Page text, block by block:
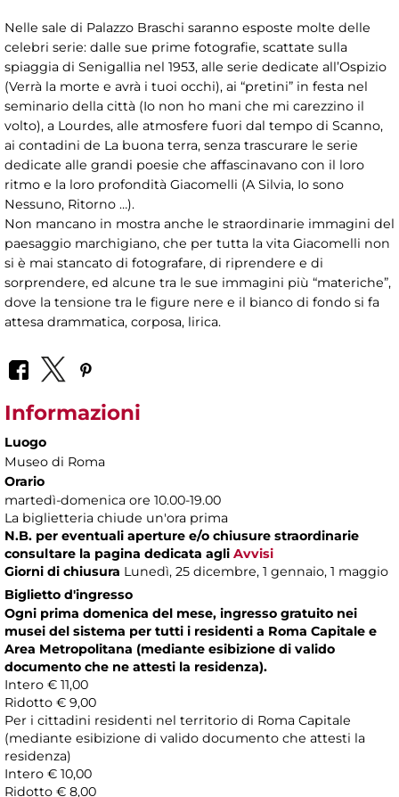
Nelle sale di Palazzo Braschi saranno esposte molte delle
celebri serie: dalle sue prime fotografie, scattate sulla
spiaggia di Senigallia nel 1953, alle serie dedicate all’Ospizio
(Verrà la morte e avrà i tuoi occhi), ai “pretini” in festa nel
seminario della città (Io non ho mani che mi carezzino il
volto), a Lourdes, alle atmosfere fuori dal tempo di Scanno,
ai contadini de La buona terra, senza trascurare le serie
dedicate alle grandi poesie che affascinavano con il loro
ritmo e la loro profondità Giacomelli (A Silvia, Io sono
Nessuno, Ritorno …).
Non mancano in mostra anche le straordinarie immagini del
paesaggio marchigiano, che per tutta la vita Giacomelli non
si è mai stancato di fotografare, di riprendere e di
sorprendere, ed alcune tra le sue immagini più “materiche”,
dove la tensione tra le figure nere e il bianco di fondo si fa
attesa drammatica, corposa, lirica.
Informazioni
Luogo
Museo di Roma
Orario
martedì-domenica ore 10.00-19.00
La biglietteria chiude un'ora prima
N.B. per eventuali aperture e/o chiusure straordinarie
consultare la pagina dedicata agli Avvisi
Giorni di chiusura Lunedì, 25 dicembre, 1 gennaio, 1 maggio
Biglietto d'ingresso
Ogni prima domenica del mese, ingresso gratuito nei
musei del sistema per tutti i residenti a Roma Capitale e
Area Metropolitana (mediante esibizione di valido
documento che ne attesti la residenza).
Intero € 11,00
Ridotto € 9,00
Per i cittadini residenti nel territorio di Roma Capitale
(mediante esibizione di valido documento che attesti la
residenza)
Intero € 10,00
Ridotto € 8,00